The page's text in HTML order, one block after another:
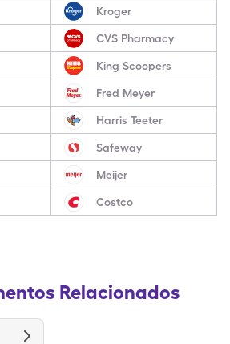
Kroger
CVS Pharmacy
King Scoopers
Fred Meyer
Harris Teeter
Safeway
Meijer
Costco
Relacionados